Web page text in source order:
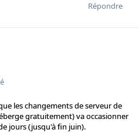
Répondre
les changements de serveur de
gratuitement) va occasionner
jours (jusqu'à fin juin).